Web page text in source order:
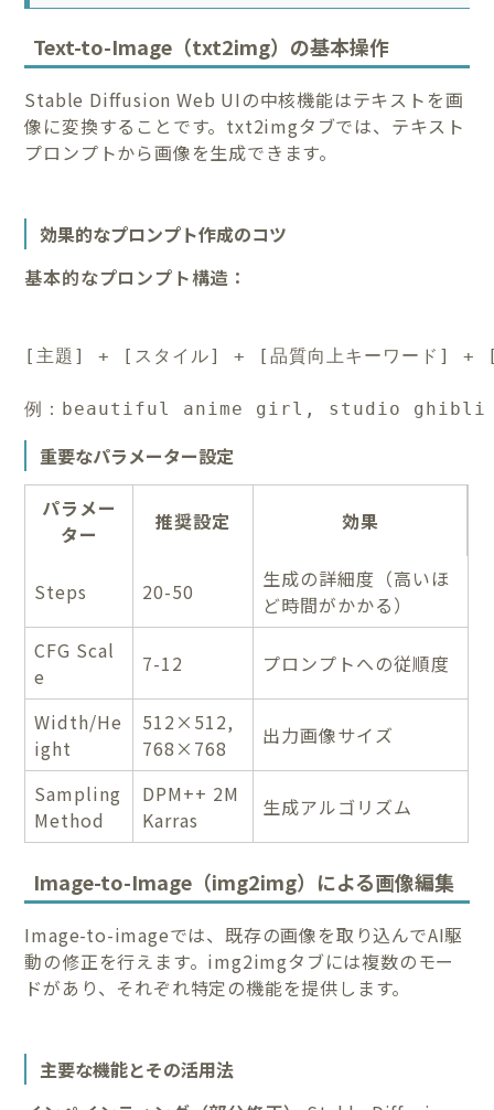
Text-to-Image（txt2img）の基本操作
Stable Diffusion Web UIの中核機能はテキストを画
像に変換することです。txt2imgタブでは、テキスト
プロンプトから画像を生成できます。
効果的なプロンプト作成のコツ
基本的なプロンプト構造：
[主題] + [スタイル] + [品質向上キーワード] + [
例：beautiful anime girl, studio
重要なパラメーター設定
パラメー
ター
推奨設定 効果
Steps 20-50
生成の詳細度（高いほ
ど時間がかかる）
CFG Scal
e
7-12 プロンプトへの従順度
Width/He
ight
512×512,
768×768
出力画像サイズ
Sampling
Method
DPM++ 2M
Karras
生成アルゴリズム
Image-to-Image（img2img）による画像編集
Image-to-imageでは、既存の画像を取り込んでAI駆
動の修正を行えます。img2imgタブには複数のモー
ドがあり、それぞれ特定の機能を提供します。
主要な機能とその活用法